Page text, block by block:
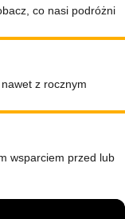
co nasi podróżni
z rocznym
wsparciem przed lub